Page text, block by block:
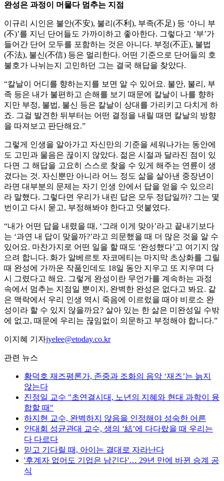
완성은 과정이 머물다 멈추는 지점
이규리 시인은 불안(不安), 불리(不利), 부족(不足) 등 ‘아니 부
(不)’를 지닌 단어들도 가까이하고 좋아한다. 그렇다고 ‘부’가
들어간 단어 모두를 포함하는 것은 아니다. 부정(不正), 불법
(不法), 불신(不信) 등은 멀리한다. 어떤 기준으로 단어들의 호
불호가 나뉘는지 고민하던 그는 결국 해답을 찾았다.
“칼날이 어디를 향하는지를 보면 알 수 있어요. 불안, 불리, 부
족 등은 내가 불편하고 손해를 보기 때문에 칼날이 나를 향하
지만 부정, 불법, 불신 등은 칼날이 상대를 가리키고 다치게 하
죠. 그걸 발견한 뒤부터는 어떤 결정을 내릴 때면 칼날의 방향
을 따져보고 판단해요.”
그렇게 인생을 알아가고 자신만의 기준을 세워나가는 동안에
도 고민과 물음은 끊이지 않았다. 젊은 시절과 달라진 점이 있
다면 그 해답을 고요히 스스로 찾을 수 있게 해주는 연륜이 생
겼다는 것. 자신뿐만 아니라 어느 정도 삶을 살아낸 중장년이
라면 대부분의 문제는 자기 인생 안에서 답을 얻을 수 있으리
라 말했다. 그렇다면 우리가 내린 답은 모두 정답일까? 그는 몇
번이고 다시 묻고, 부정해봐야 한다고 덧붙였다.
“내가 어떤 답을 내렸을 때, ‘그래 이게 맞아’라고 끝내기보다
는 ‘과연 내 답이 맞을까?’라고 의문했을 때 더 많은 것을 알 수
있어요. 마찬가지로 어떤 일을 할 때도 ‘완성했다’고 여기지 않
으려 합니다. 화가 알베르토 자코메티는 마지막 초상화를 그릴
때 완성에 가까운 작품인데도 18일 동안 지우고 또 지우며 다
시 그렸다고 해요. 그렇게 완성이란 무언가를 계속하는 과정
속에서 멈추는 지점일 뿐이지, 완벽한 완성은 없다고 봐요. 같
은 맥락에서 우리 인생 역시 죽음에 이르렀을 때야 비로소 완
성이라 할 수 있지 않을까요? 살아 있는 한 삶은 미완성일 수밖
에 없고, 때문에 우리는 끊임없이 의문하고 부정해야 합니다.”
이지혜 기자jyelee@etoday.co.kr
관련 뉴스
황덕호 재즈평론가, 존중과 조화의 음악 ‘재즈’는 늙지
않는다
진정일 교수 "초연결시대, 노년의 지혜와 현대 과학이 융
합할 때"
하지현 교수, 완벽하지 않음을 인정해야 성숙한 어른
안대회 성균관대 교수, 생의 ‘結’에 다다랐을 때 우리는
다 다르다
믿고 기다릴 때, 아이는 결대로 자라난다
'후계자 없어도 기업은 남긴다'… 29년 만에 바뀐 승계 공
식